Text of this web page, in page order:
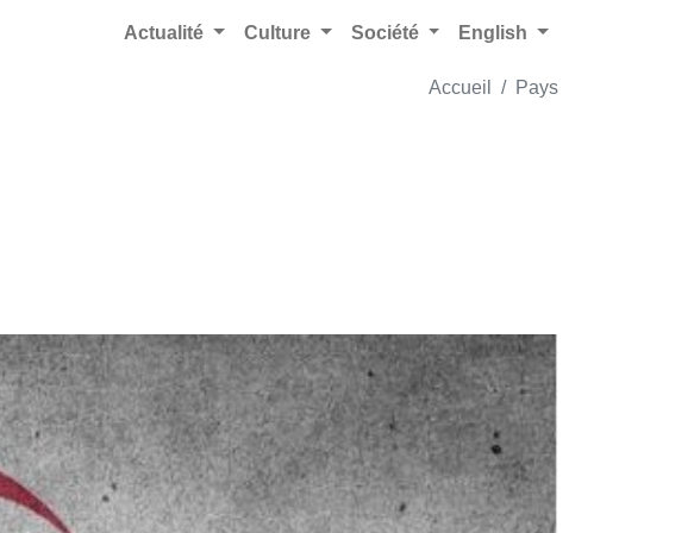
Actualité Culture Société English
Accueil Pays